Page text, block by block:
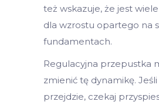
też wskazuje, że jest
dla wzrostu opartego na
fundamentach.
Regulacyjna przepustka
zmienić tę dynamikę.
przejdzie, czekaj